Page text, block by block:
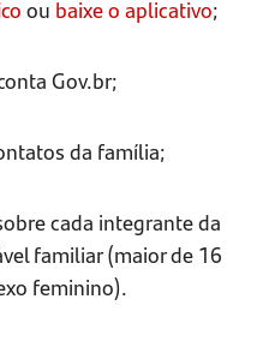
ou baixe o aplicativo;
Gov.br;
da família;
cada integrante da
familiar (maior de 16
feminino).